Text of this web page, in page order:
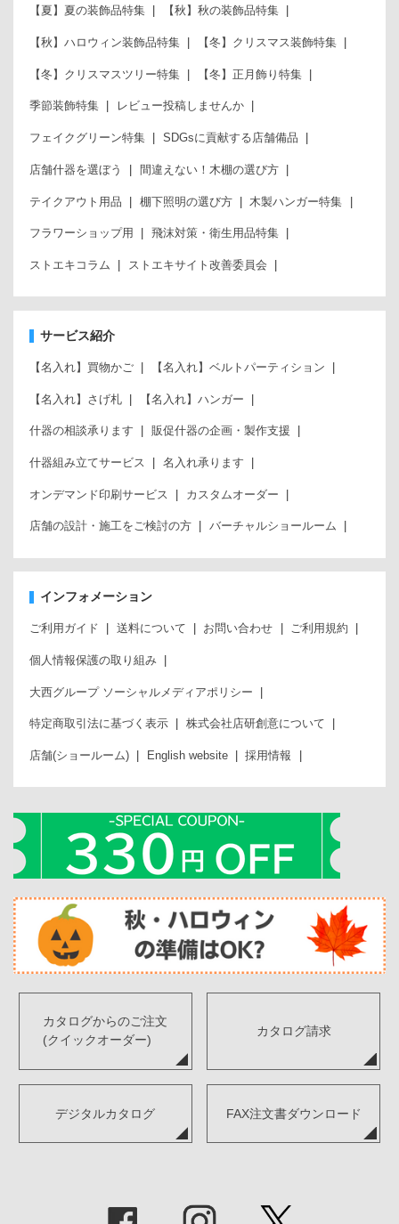
【夏】夏の装飾品特集 【秋】秋の装飾品特集
【秋】ハロウィン装飾品特集 【冬】クリスマス装飾特集
【冬】クリスマスツリー特集 【冬】正月飾り特集
季節装飾特集 レビュー投稿しませんか
フェイクグリーン特集 SDGsに貢献する店舗備品
店舗什器を選ぼう 間違えない！木棚の選び方
テイクアウト用品 棚下照明の選び方 木製ハンガー特集
フラワーショップ用 飛沫対策・衛生用品特集
ストエキコラム ストエキサイト改善委員会
サービス紹介
【名入れ】買物かご 【名入れ】ベルトパーティション
【名入れ】さげ札 【名入れ】ハンガー
什器の相談承ります 販促什器の企画・製作支援
什器組み立てサービス 名入れ承ります
オンデマンド印刷サービス カスタムオーダー
店舗の設計・施工をご検討の方 バーチャルショールーム
インフォメーション
ご利用ガイド 送料について お問い合わせ ご利用規約
個人情報保護の取り組み
大西グループ ソーシャルメディアポリシー
特定商取引法に基づく表示 株式会社店研創意について
店舗(ショールーム) English website 採用情報
カタログからのご注文
(クイックオーダー)
カタログ請求
デジタルカタログ FAX注文書ダウンロード